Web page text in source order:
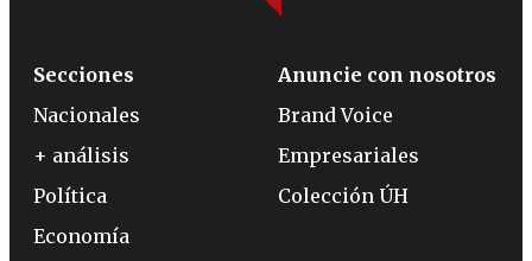
Secciones
Nacionales
+ análisis
Política
Economía
Anuncie con nosotros
Brand Voice
Empresariales
Colección ÚH